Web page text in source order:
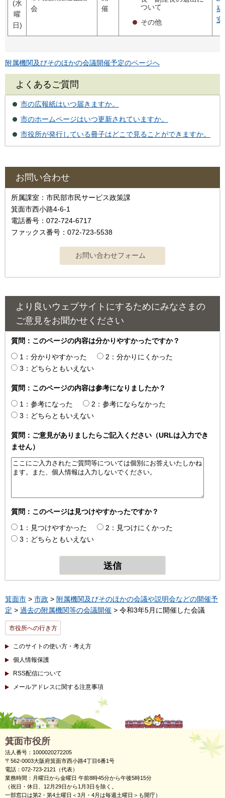
(水
曜
日)
会
催
ついて
その他
福
室
附属機関及びそのほかの会議開催予定のページへ
よくあるご質問
市の広報紙はいつ届きますか。
市のホームページはいつ更新されていますか。
市役所が発行している冊子はどこで見ることができますか。
お問い合わせ
所属課室：市民部市民サービス政策課
箕面市西小路4‐6‐1
電話番号：072-724-6717
ファックス番号：072-723-5538
より良いウェブサイトにするためにみなさまの
ご意見をお聞かせください
質問：このページの内容は分かりやすかったですか？
1：分かりやすかった
2：分かりにくかった
3：どちらともいえない
質問：このページの内容は参考になりましたか？
1：参考になった
2：参考にならなかった
3：どちらともいえない
質問：ご意見がありましたらご記入ください（URLは入力でき
ません）
質問：このページは見つけやすかったですか？
1：見つけやすかった
2：見つけにくかった
3：どちらともいえない
箕面市 > 市政 > 附属機関及びそのほかの会議や説明会などの開催予
定 > 過去の附属機関等の会議開催 > 令和3年5月に開催した会議
市役所への行き方
このサイトの使い方・考え方
個人情報保護
RSS配信について
メールアドレスに関する注意事項
箕面市役所
法人番号：1000020272205
〒562-0003大阪府箕面市西小路4丁目6番1号
電話：072-723-2121（代表）
業務時間：月曜日から金曜日 午前8時45分から午後5時15分
（祝日・休日、12月29日から1月3日を除く。
一部窓口は第2・第4土曜日＜3月・4月は毎週土曜日＞も開庁）